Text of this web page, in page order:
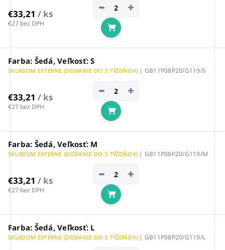
€33,21 / ks
€27 bez DPH
+
−
Do košíka
Farba: Šedá, Veľkosť: S
SKLADOM EXTERNE (DODANIE DO 3 TÝŽDŇOV) | GB11P08P20/G119/S
€33,21 / ks
€27 bez DPH
+
−
Do košíka
Farba: Šedá, Veľkosť: M
SKLADOM EXTERNE (DODANIE DO 3 TÝŽDŇOV) | GB11P08P20/G119/M
€33,21 / ks
€27 bez DPH
+
−
Do košíka
Farba: Šedá, Veľkosť: L
SKLADOM EXTERNE (DODANIE DO 3 TÝŽDŇOV) | GB11P08P20/G119/L